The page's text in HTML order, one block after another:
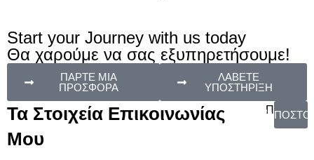
Start your Journey with us today
Θα χαρούμε να σας εξυπηρετήσουμε!
ΠΑΡΤΕ ΜΙΑ
ΠΡΟΣΦΟΡΑ
ΛΑΒΕΤΕ
ΥΠΟΣΤΗΡΙΞΗ
Τα Στοιχεία Επικοινωνίας
Μου
Πίσω